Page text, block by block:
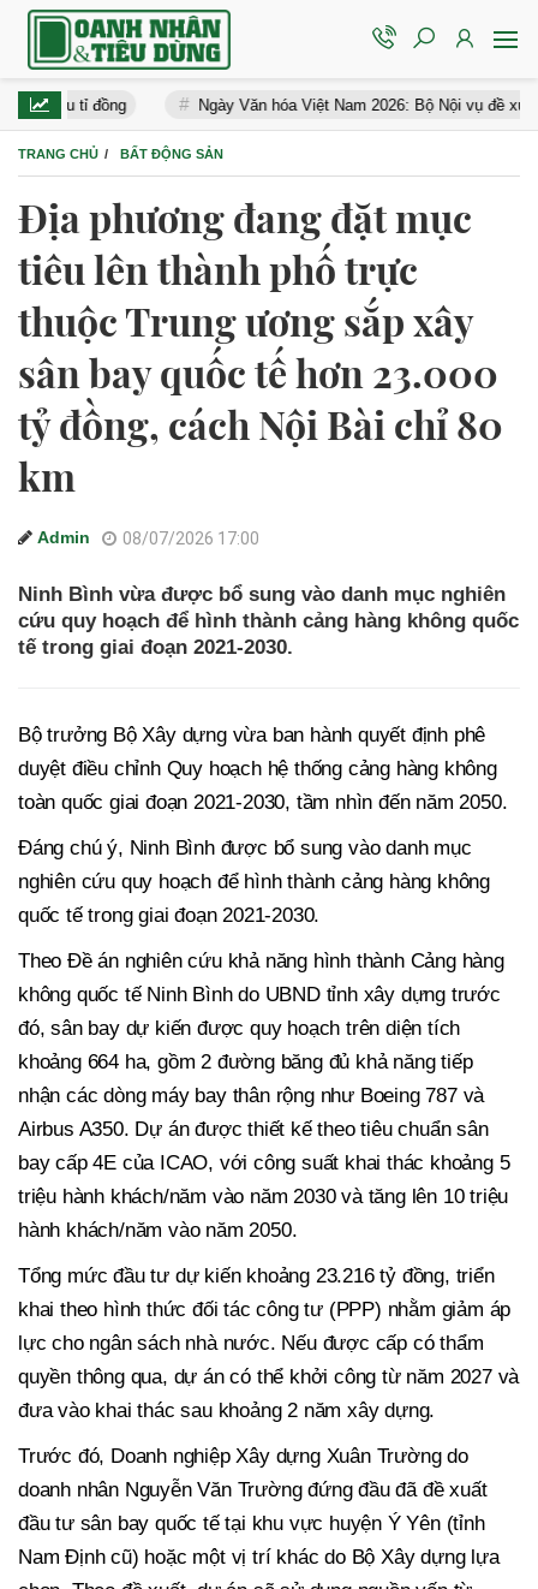
tỉ đồng Ngày Văn hóa Việt Nam 2026: Bộ Nội vụ đề xuất nghỉ
TRANG CHỦ BẤT ĐỘNG SẢN
Địa phương đang đặt mục
tiêu lên thành phố trực
thuộc Trung ương sắp xây
sân bay quốc tế hơn 23.000
tỷ đồng, cách Nội Bài chỉ 80
km
Admin 08/07/2026 17:00
Ninh Bình vừa được bổ sung vào danh mục nghiên
cứu quy hoạch để hình thành cảng hàng không quốc
tế trong giai đoạn 2021-2030.
Bộ trưởng Bộ Xây dựng vừa ban hành quyết định phê
duyệt điều chỉnh Quy hoạch hệ thống cảng hàng không
toàn quốc giai đoạn 2021-2030, tầm nhìn đến năm 2050.
Đáng chú ý, Ninh Bình được bổ sung vào danh mục
nghiên cứu quy hoạch để hình thành cảng hàng không
quốc tế trong giai đoạn 2021-2030.
Theo Đề án nghiên cứu khả năng hình thành Cảng hàng
không quốc tế Ninh Bình do UBND tỉnh xây dựng trước
đó, sân bay dự kiến được quy hoạch trên diện tích
khoảng 664 ha, gồm 2 đường băng đủ khả năng tiếp
nhận các dòng máy bay thân rộng như Boeing 787 và
Airbus A350. Dự án được thiết kế theo tiêu chuẩn sân
bay cấp 4E của ICAO, với công suất khai thác khoảng 5
triệu hành khách/năm vào năm 2030 và tăng lên 10 triệu
hành khách/năm vào năm 2050.
Tổng mức đầu tư dự kiến khoảng 23.216 tỷ đồng, triển
khai theo hình thức đối tác công tư (PPP) nhằm giảm áp
lực cho ngân sách nhà nước. Nếu được cấp có thẩm
quyền thông qua, dự án có thể khởi công từ năm 2027 và
đưa vào khai thác sau khoảng 2 năm xây dựng.
Trước đó, Doanh nghiệp Xây dựng Xuân Trường do
doanh nhân Nguyễn Văn Trường đứng đầu đã đề xuất
đầu tư sân bay quốc tế tại khu vực huyện Ý Yên (tỉnh
Nam Định cũ) hoặc một vị trí khác do Bộ Xây dựng lựa